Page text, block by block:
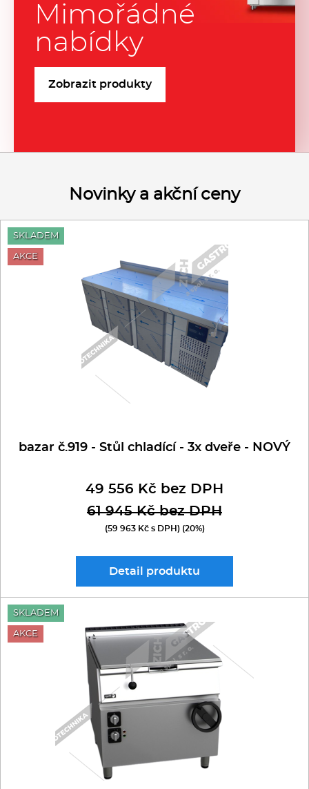
Mimořádné
nabídky
Zobrazit produkty
Novinky a akční ceny
bazar č.919 - Stůl chladící - 3x dveře - NOVÝ
49 556 Kč bez DPH
61 945 Kč bez DPH
(59 963 Kč s DPH) (20%)
Detail produktu
SKLADEM
AKCE
SKLADEM
AKCE